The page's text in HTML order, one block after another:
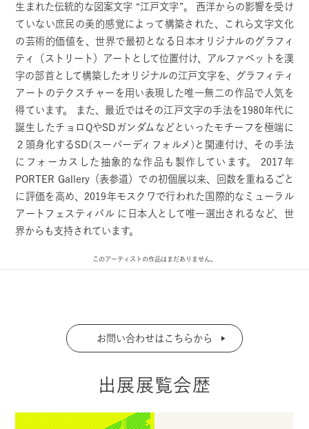
生まれた伝統的な図案文字 “江戸文字”。 西洋からの影響を受け
ていない庶民の美的感覚によって構築された、これら文字文化
の芸術的価値を、世界で最初となる日本オリジナルのグラフィ
ティ（ストリート）アートとして位置付け、アルファベットを漢
字の部首として構築したオリジナルの江戸文字を、グラフィティ
アートのテクスチャーを用い表現した唯一無二の作品で人気を
得ています。 また、最近ではその江戸文字の手法を1980年代に
誕生したチョロQやSDガンダムなどといったモチーフを極端に
２頭身化するSD(スーパーディフォルメ)と関連付け、その手法
にフォーカスした抽象的な作品も製作しています。 2017年
PORTER Gallery（表参道）での初個展以来、回数を重ねるごと
に評価を高め、2019年モスクワで行われた国際的なミューラル
アートフェスティバル に日本人として唯一選出されるなど、世
界からも支持されています。
このアーティストの作品はまだありません。
お問い合わせはこちらから
出展展覧会歴